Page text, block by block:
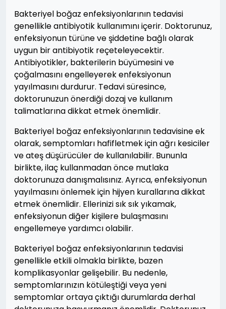
Bakteriyel boğaz enfeksiyonlarının tedavisi
genellikle antibiyotik kullanımını içerir. Doktorunuz,
enfeksiyonun türüne ve şiddetine bağlı olarak
uygun bir antibiyotik reçeteleyecektir.
Antibiyotikler, bakterilerin büyümesini ve
çoğalmasını engelleyerek enfeksiyonun
yayılmasını durdurur. Tedavi süresince,
doktorunuzun önerdiği dozaj ve kullanım
talimatlarına dikkat etmek önemlidir.
Bakteriyel boğaz enfeksiyonlarının tedavisine ek
olarak, semptomları hafifletmek için ağrı kesiciler
ve ateş düşürücüler de kullanılabilir. Bununla
birlikte, ilaç kullanmadan önce mutlaka
doktorunuza danışmalısınız. Ayrıca, enfeksiyonun
yayılmasını önlemek için hijyen kurallarına dikkat
etmek önemlidir. Ellerinizi sık sık yıkamak,
enfeksiyonun diğer kişilere bulaşmasını
engellemeye yardımcı olabilir.
Bakteriyel boğaz enfeksiyonlarının tedavisi
genellikle etkili olmakla birlikte, bazen
komplikasyonlar gelişebilir. Bu nedenle,
semptomlarınızın kötüleştiği veya yeni
semptomlar ortaya çıktığı durumlarda derhal